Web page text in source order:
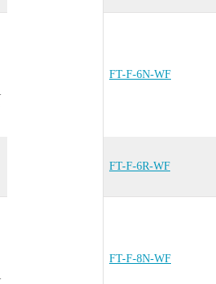
FT-F-6N-WF
FT-F-6R-WF
FT-F-8N-WF